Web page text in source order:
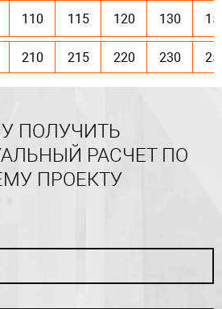
110 115 120 130
210 215 220 230
ПОЛУЧИТЬ
РАСЧЕТ ПО
ПРОЕКТУ